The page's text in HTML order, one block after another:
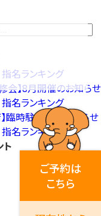
ランキング
会】8月開催のお知らせ
ランキング
臨時駐車場のお知らせ
ランキング
ご予約は
こちら